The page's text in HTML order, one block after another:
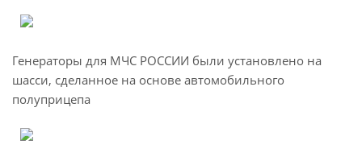
Генераторы для МЧС РОССИИ были установлено на
шасси, сделанное на основе автомобильного
полуприцепа